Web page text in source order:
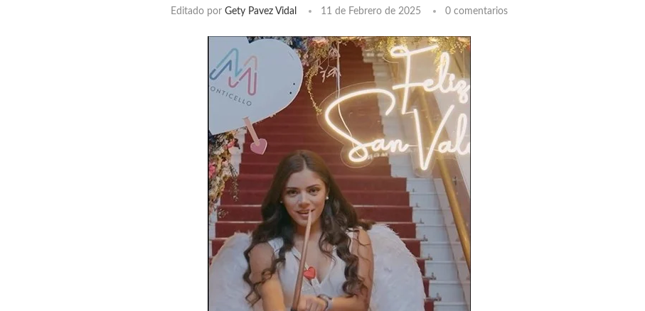
Editado por Gety Pavez Vidal 11 de Febrero de 2025 0 comentarios